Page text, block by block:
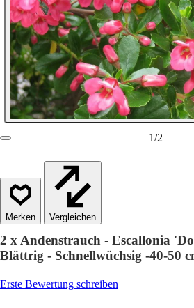
1/2
Vergleichen
2 x Andenstrauch - Escallonia
Blättrig - Schnellwüchsig -40-50
Erste Bewertung schreiben